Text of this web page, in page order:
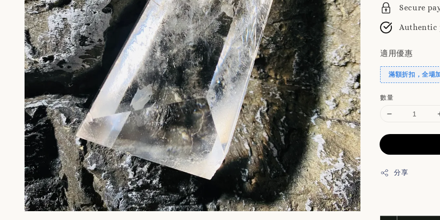
Secure
Authentic
適用優惠
滿額折扣，全場
數量
分享